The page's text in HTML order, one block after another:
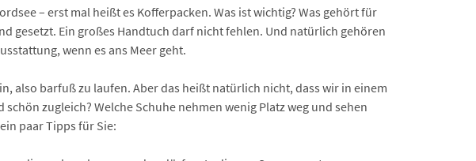
– erst mal heißt es Kofferpacken. Was ist wichtig? Was gehört für
gesetzt. Ein großes Handtuch darf nicht fehlen. Und natürlich gehören
wenn es ans Meer geht.
also barfuß zu laufen. Aber das heißt natürlich nicht, dass wir in einem
zugleich? Welche Schuhe nehmen wenig Platz weg und sehen
paar Tipps für Sie: